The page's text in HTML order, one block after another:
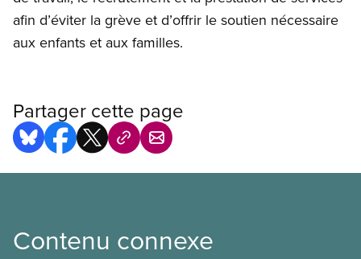
afin d’éviter la grève et d’offrir le soutien nécessaire
aux enfants et aux familles.
Partager cette page
Contenu connexe